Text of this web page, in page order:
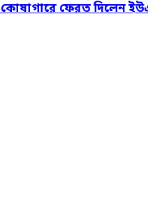
কোষাগারে ফেরত দিলেন